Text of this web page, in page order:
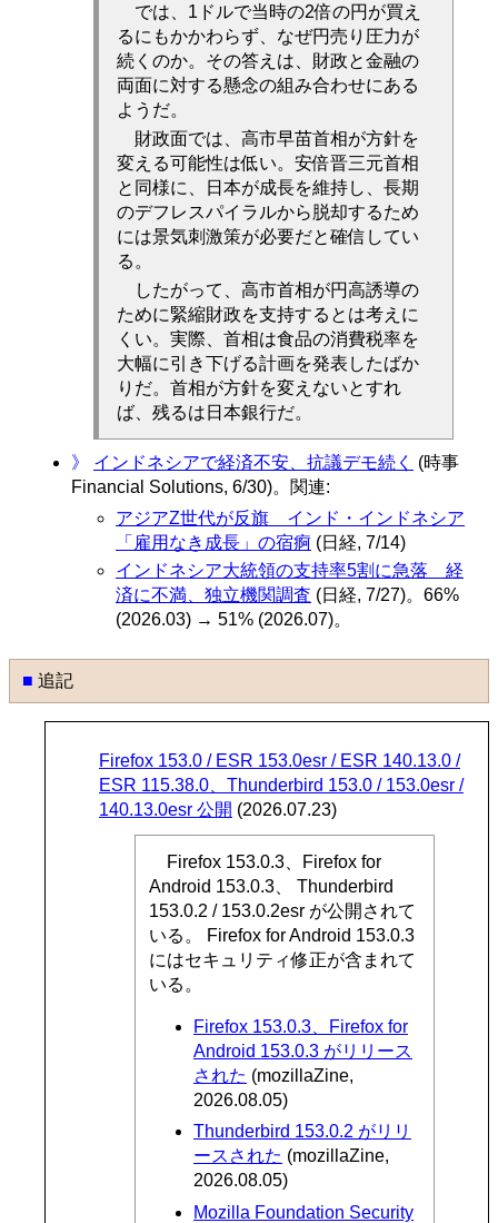
では、1ドルで当時の2倍の円が買え
るにもかかわらず、なぜ円売り圧力が
続くのか。その答えは、財政と金融の
両面に対する懸念の組み合わせにある
ようだ。
財政面では、高市早苗首相が方針を
変える可能性は低い。安倍晋三元首相
と同様に、日本が成長を維持し、長期
のデフレスパイラルから脱却するため
には景気刺激策が必要だと確信してい
る。
したがって、高市首相が円高誘導の
ために緊縮財政を支持するとは考えに
くい。実際、首相は食品の消費税率を
大幅に引き下げる計画を発表したばか
りだ。首相が方針を変えないとすれ
ば、残るは日本銀行だ。
》 インドネシアで経済不安、抗議デモ続く
(時事
Financial Solutions, 6/30)。関連:
アジアZ世代が反旗 インド・インドネシア
「雇用なき成長」の宿痾 (日経, 7/14)
インドネシア大統領の支持率5割に急落 経
済に不満、独立機関調査 (日経, 7/27)。66%
(2026.03) → 51% (2026.07)。
■ 追記
Firefox 153.0 / ESR 153.0esr / ESR 140.13.0 /
ESR 115.38.0、Thunderbird 153.0 / 153.0esr /
140.13.0esr 公開 (2026.07.23)
Firefox 153.0.3、Firefox for
Android 153.0.3、 Thunderbird
153.0.2 / 153.0.2esr が公開されて
いる。 Firefox for Android 153.0.3
にはセキュリティ修正が含まれて
いる。
Firefox 153.0.3、Firefox for
Android 153.0.3 がリリース
された (mozillaZine,
2026.08.05)
Thunderbird 153.0.2 がリリ
ースされた (mozillaZine,
2026.08.05)
Mozilla Foundation Security